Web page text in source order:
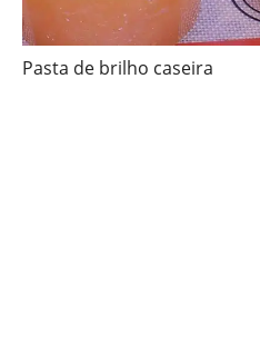
Pasta de brilho caseira